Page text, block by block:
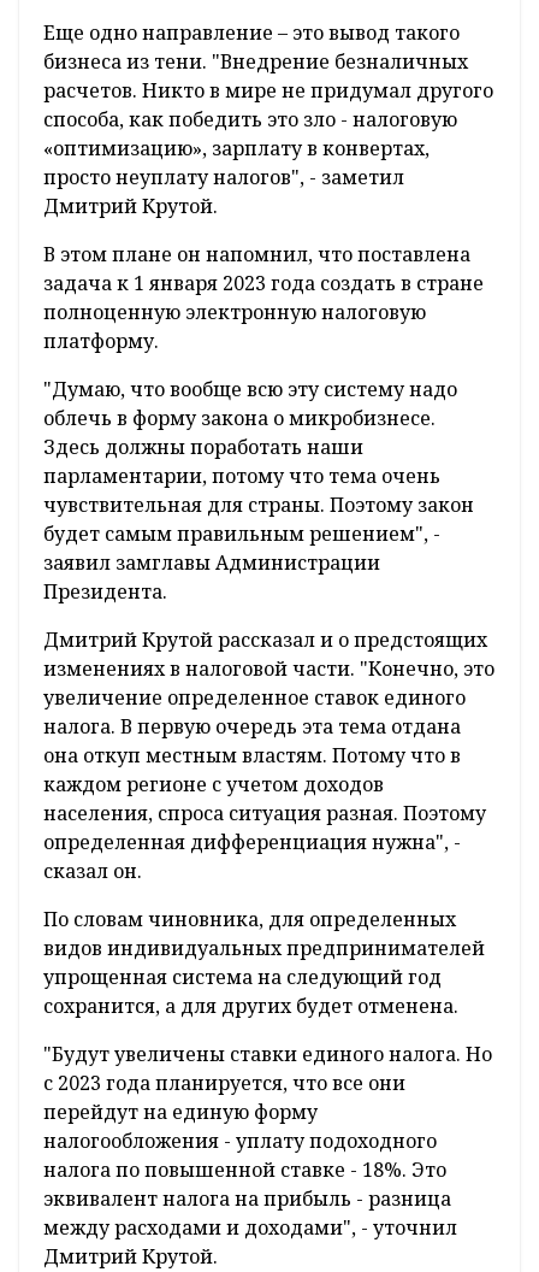
Еще одно направление – это вывод такого
бизнеса из тени. "Внедрение безналичных
расчетов. Никто в мире не придумал другого
способа, как победить это зло - налоговую
«оптимизацию», зарплату в конвертах,
просто неуплату налогов", - заметил
Дмитрий Крутой.
В этом плане он напомнил, что поставлена
задача к 1 января 2023 года создать в стране
полноценную электронную налоговую
платформу.
"Думаю, что вообще всю эту систему надо
облечь в форму закона о микробизнесе.
Здесь должны поработать наши
парламентарии, потому что тема очень
чувствительная для страны. Поэтому закон
будет самым правильным решением", -
заявил замглавы Администрации
Президента.
Дмитрий Крутой рассказал и о предстоящих
изменениях в налоговой части. "Конечно, это
увеличение определенное ставок единого
налога. В первую очередь эта тема отдана
она откуп местным властям. Потому что в
каждом регионе с учетом доходов
населения, спроса ситуация разная. Поэтому
определенная дифференциация нужна", -
сказал он.
По словам чиновника, для определенных
видов индивидуальных предпринимателей
упрощенная система на следующий год
сохранится, а для других будет отменена.
"Будут увеличены ставки единого налога. Но
с 2023 года планируется, что все они
перейдут на единую форму
налогообложения - уплату подоходного
налога по повышенной ставке - 18%. Это
эквивалент налога на прибыль - разница
между расходами и доходами", - уточнил
Дмитрий Крутой.